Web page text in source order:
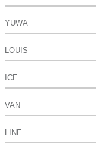
YUWA
LOUIS
ICE
VAN
LINE